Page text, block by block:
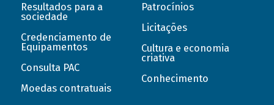
Resultados para a
sociedade
Credenciamento de
Equipamentos
Consulta PAC
Moedas contratuais
Patrocínios
Licitações
Cultura e economia
criativa
Conhecimento